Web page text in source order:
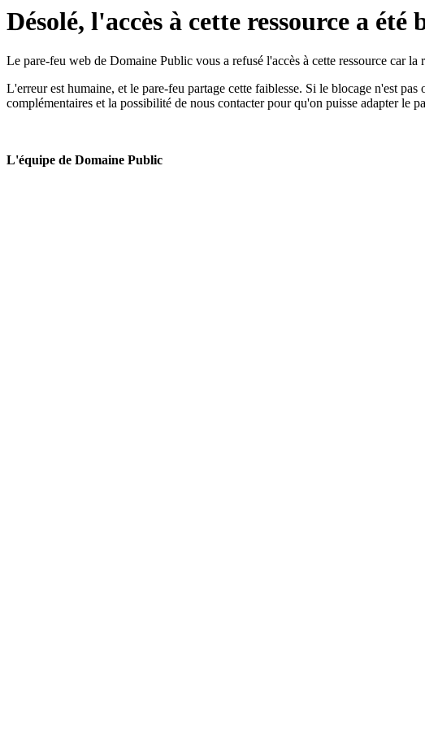
Désolé, l'accès à cette ressource a été
Le pare-feu web de Domaine Public vous a refusé l'accès à cette ressource car la
L'erreur est humaine, et le pare-feu partage cette faiblesse. Si le blocage n'est
complémentaires et la possibilité de nous contacter pour qu'on puisse adapter le
L'équipe de Domaine Public